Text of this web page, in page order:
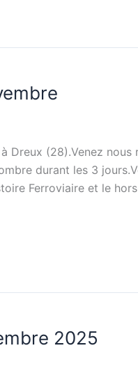
Dreux (28).Venez nous
durant les 3
Ferroviaire et le
2025